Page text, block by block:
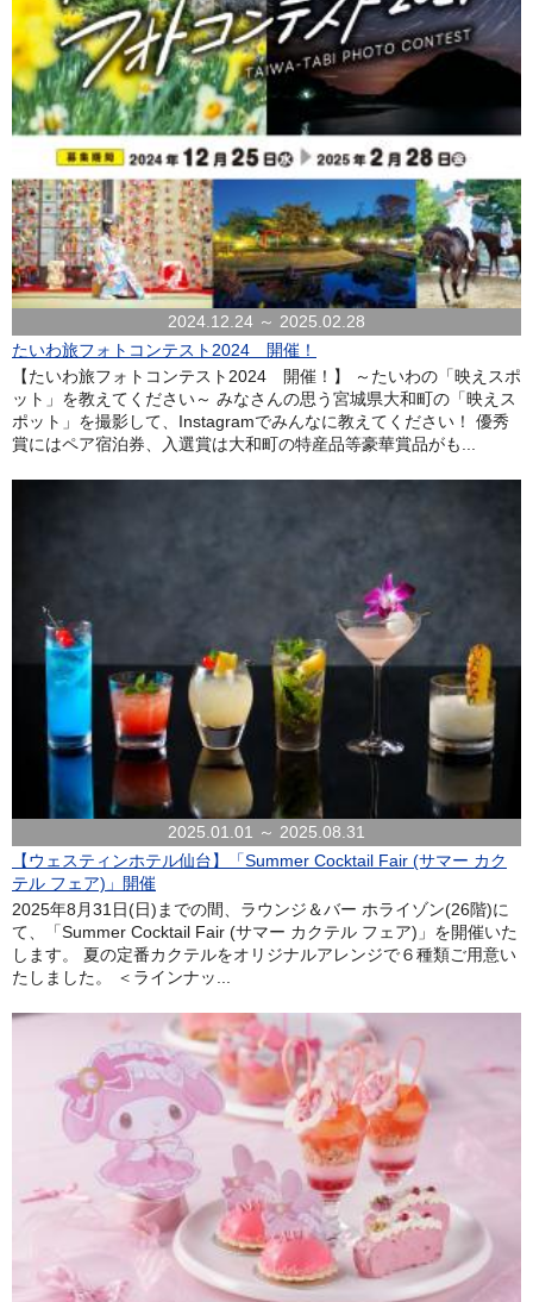
2024.12.24 ～ 2025.02.28
たいわ旅フォトコンテスト2024 開催！
【たいわ旅フォトコンテスト2024 開催！】 ～たいわの「映えスポ
ット」を教えてください～ みなさんの思う宮城県大和町の「映えス
ポット」を撮影して、Instagramでみんなに教えてください！ 優秀
賞にはペア宿泊券、入選賞は大和町の特産品等豪華賞品がも...
2025.01.01 ～ 2025.08.31
【ウェスティンホテル仙台】「Summer Cocktail Fair (サマー カク
テル フェア)」開催
2025年8月31日(日)までの間、ラウンジ＆バー ホライゾン(26階)に
て、「Summer Cocktail Fair (サマー カクテル フェア)」を開催いた
します。 夏の定番カクテルをオリジナルアレンジで６種類ご用意い
たしました。 ＜ラインナッ...